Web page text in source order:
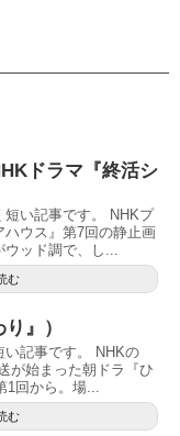
ドラマ『終活シ
短い記事です。 NHKプ
ハウス』第7回の静止画
ッド調で、し...
む
』）
い記事です。 NHKの
が始まった朝ドラ『ひ
回から。場...
む